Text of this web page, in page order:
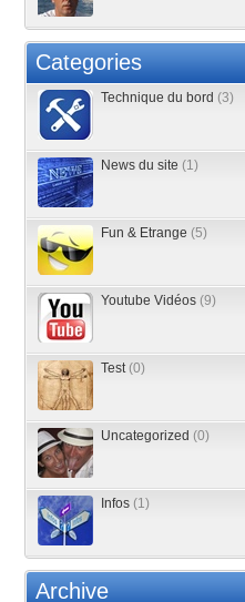
Categories
Technique du bord (3)
News du site (1)
Fun & Etrange (5)
Youtube Vidéos (9)
Test (0)
Uncategorized (0)
Infos (1)
Archive